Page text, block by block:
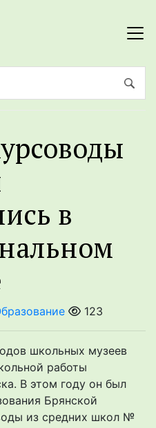
в
123
школьных музеев
работы
В этом году он был
Брянской
из средних школ №